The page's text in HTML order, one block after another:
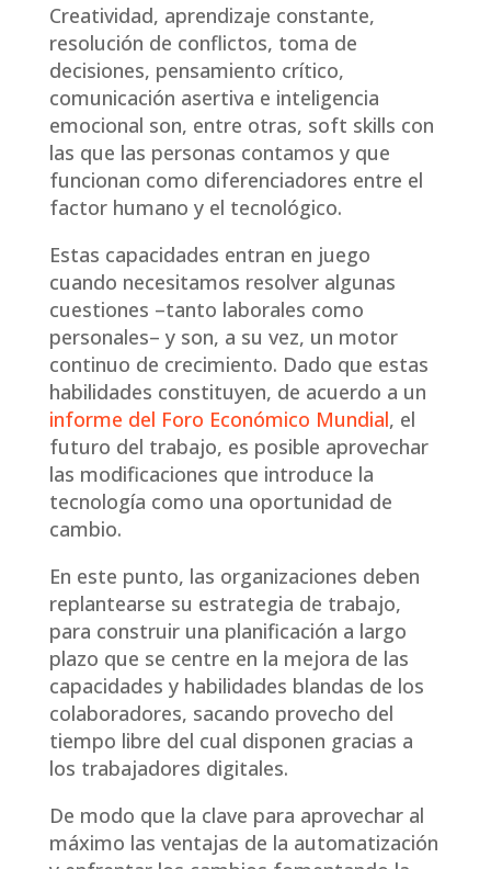
Creatividad, aprendizaje constante,
resolución de conflictos, toma de
decisiones, pensamiento crítico,
comunicación asertiva e inteligencia
emocional son, entre otras, soft skills con
las que las personas contamos y que
funcionan como diferenciadores entre el
factor humano y el tecnológico.
Estas capacidades entran en juego
cuando necesitamos resolver algunas
cuestiones –tanto laborales como
personales– y son, a su vez, un motor
continuo de crecimiento. Dado que estas
habilidades constituyen, de acuerdo a un
informe del Foro Económico Mundial, el
futuro del trabajo, es posible aprovechar
las modificaciones que introduce la
tecnología como una oportunidad de
cambio.
En este punto, las organizaciones deben
replantearse su estrategia de trabajo,
para construir una planificación a largo
plazo que se centre en la mejora de las
capacidades y habilidades blandas de los
colaboradores, sacando provecho del
tiempo libre del cual disponen gracias a
los trabajadores digitales.
De modo que la clave para aprovechar al
máximo las ventajas de la automatización